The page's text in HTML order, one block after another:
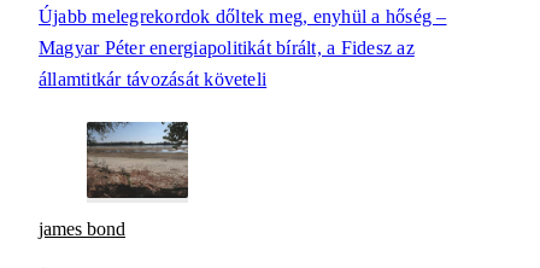
Újabb melegrekordok dőltek meg, enyhül a hőség –
Magyar Péter energiapolitikát bírált, a Fidesz az
államtitkár távozását követeli
james bond